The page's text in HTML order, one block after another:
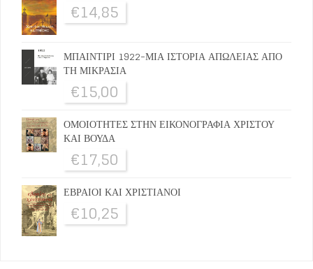
€14,85
ΜΠΑΙΝΤΙΡΙ 1922-ΜΙΑ ΙΣΤΟΡΙΑ ΑΠΩΛΕΙΑΣ ΑΠΟ
ΤΗ ΜΙΚΡΑΣΙΑ
€15,00
ΟΜΟΙΟΤΗΤΕΣ ΣΤΗΝ ΕΙΚΟΝΟΓΡΑΦΙΑ ΧΡΙΣΤΟΥ
ΚΑΙ ΒΟΥΔΑ
€17,50
ΕΒΡΑΙΟΙ ΚΑΙ ΧΡΙΣΤΙΑΝΟΙ
€10,25